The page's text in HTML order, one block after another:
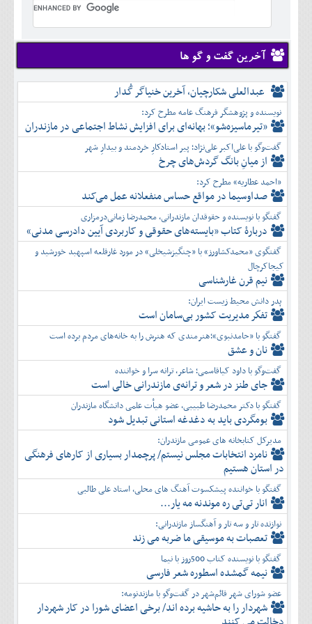
دی
بهمن
اسفند
آبان
آذر
دی
بهمن
اسفند
شهريور
مهر
آبان
آذر
دی
بهمن
اسفند
تير
مرداد
شهريور
مهر
آبان
آذر
دی
بهمن
اسفند
آخرین گفت و گو ها
عبدالعلی شکارچیان، آخرین خنیاگر گُدار
نویسنده و پژوهشگر فرهنگ عامه مطرح کرد:
«تیرماسیزه‌شو»؛ بهانه‌ای برای افزایش نشاط اجتماعی در مازندران
گفت‌وگو با علی‌اکبر علی‌نژاد؛ پیر استادکارِ خردمند و بیدارِ شهر
از میانِ بانگ گردش‌های چرخ
«احمد عطاریه» مطرح کرد:
صداوسیما در مواقع حساس منفعلانه عمل می‌کند
گفتگو با نویسنده و حقوقدان مازندرانی، محمدرضا زمانی‌درمزاری
دربارۀ کتاب ”بایسته‌های حقوقی و کاربردی آیین دادرسی مدنی»
گفتگوی «محمدکشاورز» با «چنگیزشیخلی» در مورد غارقلعه اسپهبد خورشید و
کیجاکرچال
نیم قرن غارشناسی
پدر دانش محیط زیست ایران:
تفكر مديريت کشور بی‌سامان است
گفتگو با «حامدنبوی»؛هنرمندی که هنرش را به خانه‌های مردم برده است
نان و عشق
گفت‌وگو با داود کیاقاسمی؛ شاعر، ترانه سرا و خواننده
جای طنز در شعر و ترانه‌ی مازندرانی خالی است
گفتگو با دکتر محمدرضا طبیبی، عضو هیأت علمی دانشگاه مازندران
بومگردی باید به دغدغه استانی تبدیل شود
مدیرکل کتابخانه های عمومی مازندران:
نامزد انتخابات مجلس نیستم/ پرچمدار بسیاری از کارهای فرهنگی
در استان هستیم
گفتگو با خواننده پیشکسوت آهنگ های محلی، استاد علی طالبی
انار تی‌تی ره موندنه مه یار...
نوازنده تار و سه تار و آهنگساز مازندرانی:
تعصبات به موسیقی ما ضربه می زند
گفتگو با نویسنده کتاب 500روز با نیما
نیمه گمشده اسطوره شعر فارسی
عضو شورای شهر قائم‌شهر در گفت‌و‌گو با مازندنومه:
شهردار را به حاشیه برده اند/ برخی اعضای شورا در کار شهردار